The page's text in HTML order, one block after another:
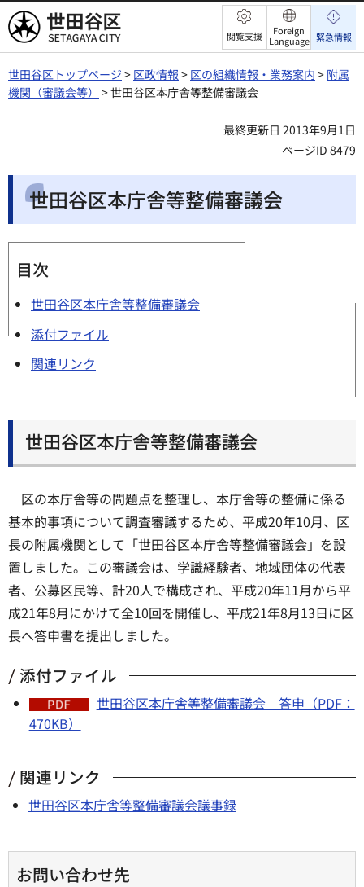
世田谷区 閲覧支援
Foreign
Language 緊急情報
世田谷区トップページ > 区政情報 > 区の組織情報・業務案内 > 附属
機関（審議会等） > 世田谷区本庁舎等整備審議会
最終更新日 2013年9月1日
ページID 8479
世田谷区本庁舎等整備審議会
目次
世田谷区本庁舎等整備審議会
添付ファイル
関連リンク
世田谷区本庁舎等整備審議会
区の本庁舎等の問題点を整理し、本庁舎等の整備に係る
基本的事項について調査審議するため、平成20年10月、区
長の附属機関として「世田谷区本庁舎等整備審議会」を設
置しました。この審議会は、学識経験者、地域団体の代表
者、公募区民等、計20人で構成され、平成20年11月から平
成21年8月にかけて全10回を開催し、平成21年8月13日に区
長へ答申書を提出しました。
添付ファイル
世田谷区本庁舎等整備審議会 答申（PDF：
470KB）
関連リンク
世田谷区本庁舎等整備審議会議事録
お問い合わせ先